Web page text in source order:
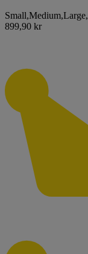
Small,Medium,Large,
899,90 kr